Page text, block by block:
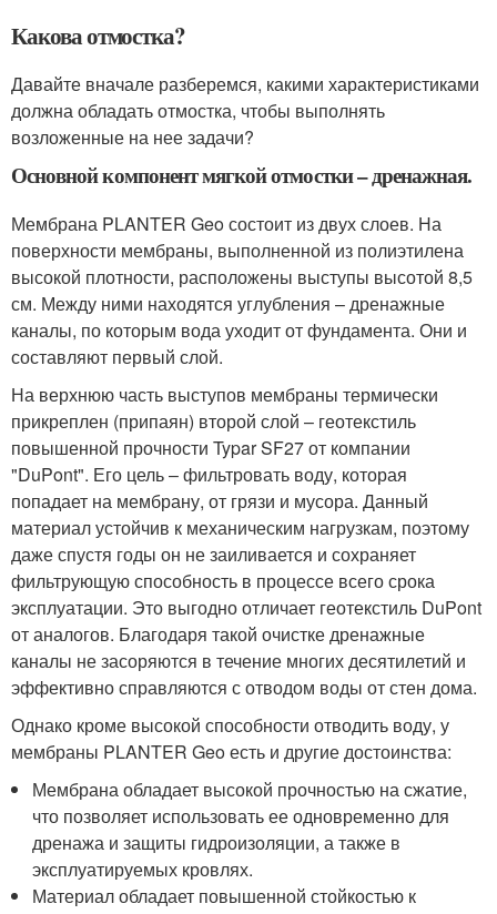
Какова отмостка?
Давайте вначале разберемся, какими характеристиками
должна обладать отмостка, чтобы выполнять
возложенные на нее задачи?
Основной компонент мягкой отмостки – дренажная.
Мембрана PLANTER Geo состоит из двух слоев. На
поверхности мембраны, выполненной из полиэтилена
высокой плотности, расположены выступы высотой 8,5
см. Между ними находятся углубления – дренажные
каналы, по которым вода уходит от фундамента. Они и
составляют первый слой.
На верхнюю часть выступов мембраны термически
прикреплен (припаян) второй слой – геотекстиль
повышенной прочности Typar SF27 от компании
"DuPont". Его цель – фильтровать воду, которая
попадает на мембрану, от грязи и мусора. Данный
материал устойчив к механическим нагрузкам, поэтому
даже спустя годы он не заиливается и сохраняет
фильтрующую способность в процессе всего срока
эксплуатации. Это выгодно отличает геотекстиль DuPont
от аналогов. Благодаря такой очистке дренажные
каналы не засоряются в течение многих десятилетий и
эффективно справляются с отводом воды от стен дома.
Однако кроме высокой способности отводить воду, у
мембраны PLANTER Geo есть и другие достоинства:
Мембрана обладает высокой прочностью на сжатие,
что позволяет использовать ее одновременно для
дренажа и защиты гидроизоляции, а также в
эксплуатируемых кровлях.
Материал обладает повышенной стойкостью к